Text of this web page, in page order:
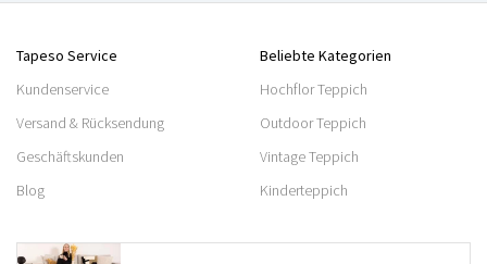
Tapeso Service
Kundenservice
Versand & Rücksendung
Geschäftskunden
Blog
Beliebte Kategorien
Hochflor Teppich
Outdoor Teppich
Vintage Teppich
Kinderteppich